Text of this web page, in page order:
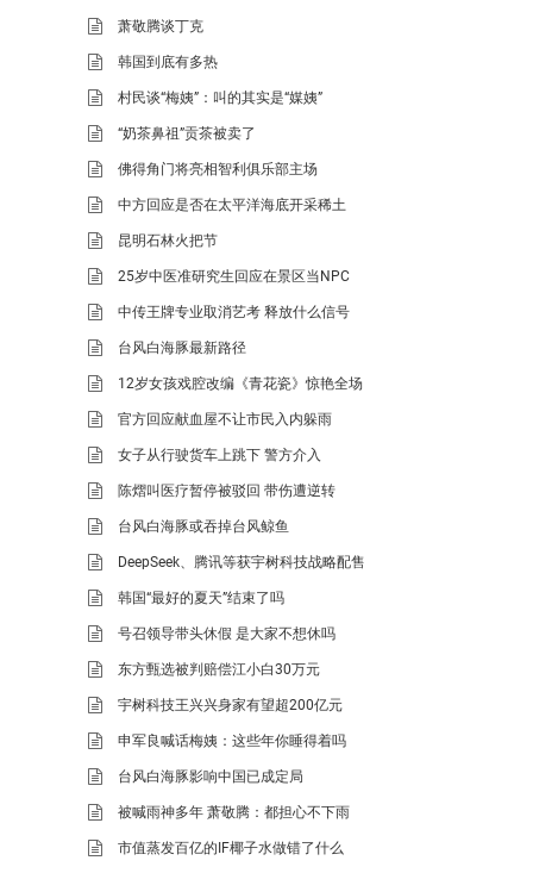
萧敬腾谈丁克
韩国到底有多热
村民谈“梅姨”：叫的其实是“媒姨”
“奶茶鼻祖”贡茶被卖了
佛得角门将亮相智利俱乐部主场
中方回应是否在太平洋海底开采稀土
昆明石林火把节
25岁中医准研究生回应在景区当NPC
中传王牌专业取消艺考 释放什么信号
台风白海豚最新路径
12岁女孩戏腔改编《青花瓷》惊艳全场
官方回应献血屋不让市民入内躲雨
女子从行驶货车上跳下 警方介入
陈熠叫医疗暂停被驳回 带伤遭逆转
台风白海豚或吞掉台风鲸鱼
DeepSeek、腾讯等获宇树科技战略配售
韩国“最好的夏天”结束了吗
号召领导带头休假 是大家不想休吗
东方甄选被判赔偿江小白30万元
宇树科技王兴兴身家有望超200亿元
申军良喊话梅姨：这些年你睡得着吗
台风白海豚影响中国已成定局
被喊雨神多年 萧敬腾：都担心不下雨
市值蒸发百亿的IF椰子水做错了什么